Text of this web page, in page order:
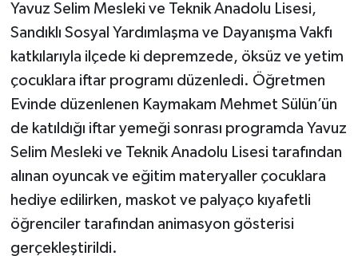
Yavuz Selim Mesleki ve Teknik Anadolu Lisesi,
Sandıklı Sosyal Yardımlaşma ve Dayanışma Vakfı
katkılarıyla ilçede ki depremzede, öksüz ve yetim
çocuklara iftar programı düzenledi. Öğretmen
Evinde düzenlenen Kaymakam Mehmet Sülün’ün
de katıldığı iftar yemeği sonrası programda Yavuz
Selim Mesleki ve Teknik Anadolu Lisesi tarafından
alınan oyuncak ve eğitim materyaller çocuklara
hediye edilirken, maskot ve palyaço kıyafetli
öğrenciler tarafından animasyon gösterisi
gerçekleştirildi.